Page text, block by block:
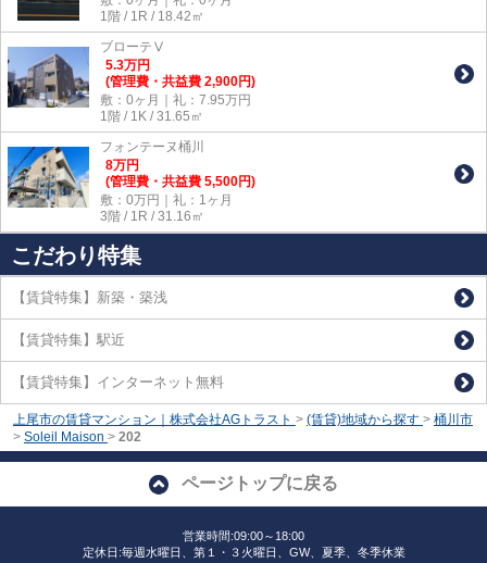
1階 / 1R / 18.42㎡
ブローテⅤ
5.3万円
(管理費・共益費 2,900円)
敷：0ヶ月｜礼：7.95万円
1階 / 1K / 31.65㎡
フォンテーヌ桶川
8万円
(管理費・共益費 5,500円)
敷：0万円｜礼：1ヶ月
3階 / 1R / 31.16㎡
こだわり特集
【賃貸特集】新築・築浅
【賃貸特集】駅近
【賃貸特集】インターネット無料
上尾市の賃貸マンション｜株式会社AGトラスト > (賃貸)地域から探す > 桶川市
> Soleil Maison > 202
ページトップに戻る
営業時間:09:00～18:00
定休日:毎週水曜日、第１・３火曜日、GW、夏季、冬季休業